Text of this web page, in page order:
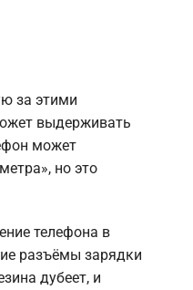
за этими
выдерживать
может
но это
телефона в
разъёмы зарядки
дубеет, и